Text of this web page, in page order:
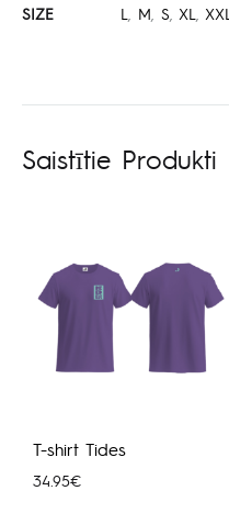
SIZE L M S XL XXL
Saistītie Produkti
T-shirt Tides
34.95€